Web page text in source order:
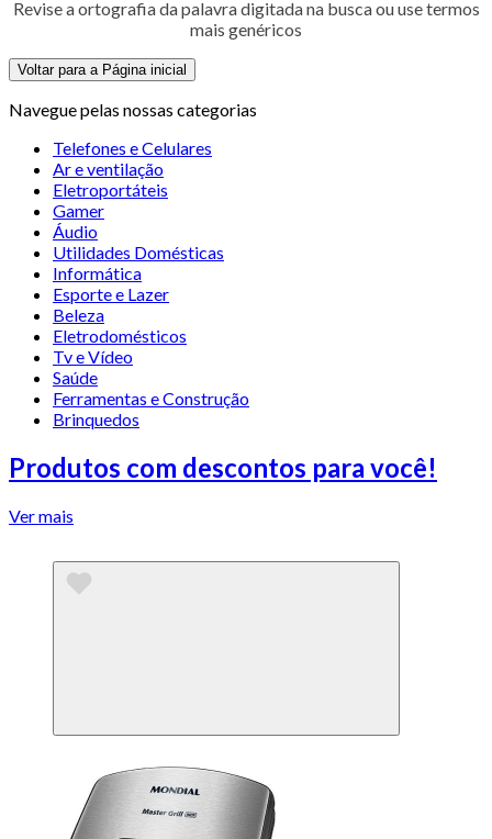
Revise a ortografia da palavra digitada na busca ou use termos
mais genéricos
Voltar para a Página inicial
Navegue pelas nossas categorias
Telefones e Celulares
Ar e ventilação
Eletroportáteis
Gamer
Áudio
Utilidades Domésticas
Informática
Esporte e Lazer
Beleza
Eletrodomésticos
Tv e Vídeo
Saúde
Ferramentas e Construção
Brinquedos
Produtos com descontos para você!
Ver mais